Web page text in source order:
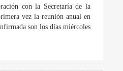
con la Secretaría de la
vez la reunión anual en
son los días miércoles